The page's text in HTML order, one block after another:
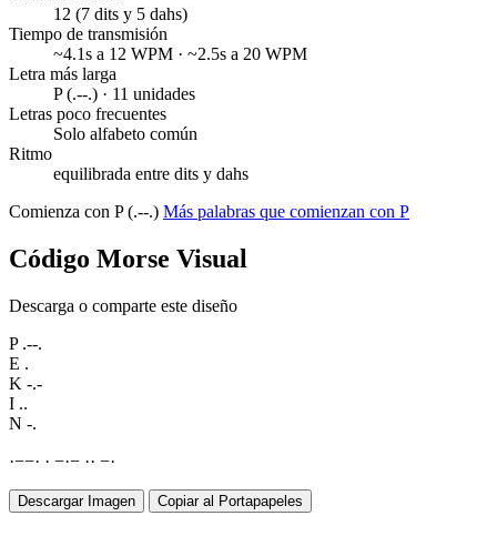
12 (7 dits y 5 dahs)
Tiempo de transmisión
~4.1s a 12 WPM · ~2.5s a 20 WPM
Letra más larga
P (.--.) · 11 unidades
Letras poco frecuentes
Solo alfabeto común
Ritmo
equilibrada entre dits y dahs
Comienza con P (.--.) Más palabras que comienzan con P
Código Morse Visual
Descarga o comparte este diseño
P .--.
E .
K -.-
I ..
N -.
·−−· · −·− ·· −·
Descargar Imagen Copiar al Portapapeles